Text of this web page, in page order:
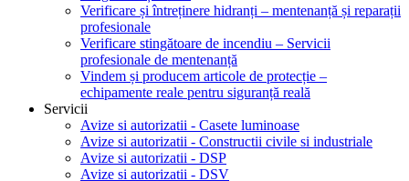
Verificare și întreținere hidranți – mentenanță și reparații
profesionale
Verificare stingătoare de incendiu – Servicii
profesionale de mentenanță
Vindem și producem articole de protecție –
echipamente reale pentru siguranță reală
Servicii
Avize si autorizatii - Casete luminoase
Avize si autorizatii - Constructii civile si industriale
Avize si autorizatii - DSP
Avize si autorizatii - DSV